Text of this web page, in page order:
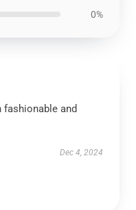
0%
and
Dec 4, 2024